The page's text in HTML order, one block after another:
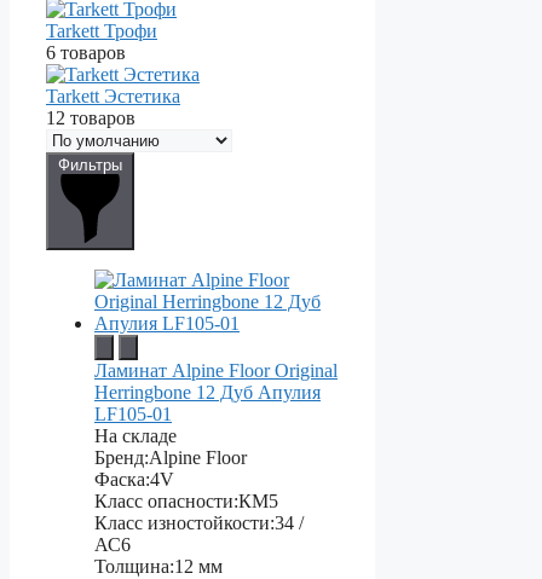
Tarkett Трофи
6 товаров
Tarkett Эстетика
12 товаров
Фильтры
Ламинат Alpine Floor Original
Herringbone 12 Дуб Апулия
LF105-01
На складе
Бренд:Alpine Floor
Фаска:4V
Класс опасности:КМ5
Класс изностойкости:34 /
АС6
Толщина:12 мм